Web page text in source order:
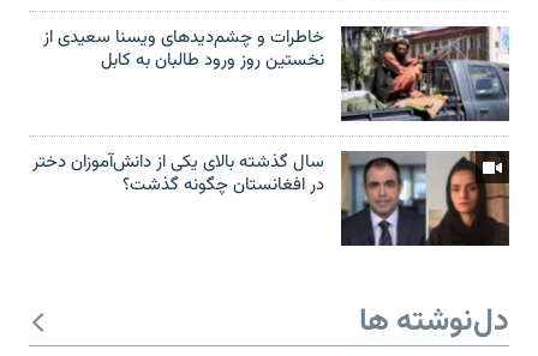
خاطرات و چشم‌دید‌های ویسنا سعیدی از
نخستین روز ورود طالبان به کابل
سال گذشته بالای یکی از دانش‌آموزان دختر
در افغانستان چگونه گذشت؟
دل‌نوشته ها